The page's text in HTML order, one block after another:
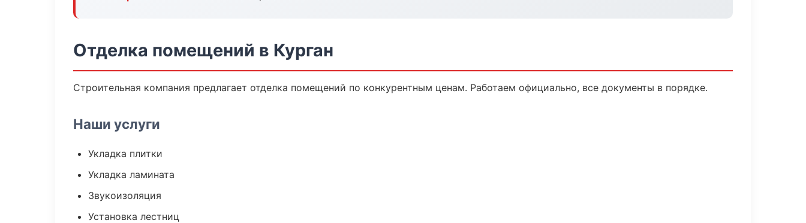
Отделка помещений в Курган
Строительная компания предлагает отделка помещений по конкурентным ценам. Работаем официально, все документы в порядке.
Наши услуги
Укладка плитки
Укладка ламината
Звукоизоляция
Установка лестниц